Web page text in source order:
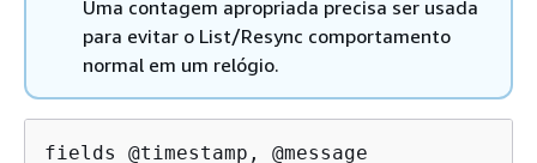
Uma contagem apropriada precisa ser usada
para evitar o List/Resync comportamento
normal em um relógio.
fields @timestamp, @message